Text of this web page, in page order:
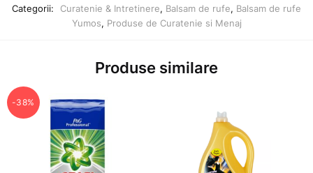
Categorii:
Curatenie & Intretinere, Balsam de rufe, Balsam de rufe
Yumos, Produse de Curatenie si Menaj
Produse similare
-38%